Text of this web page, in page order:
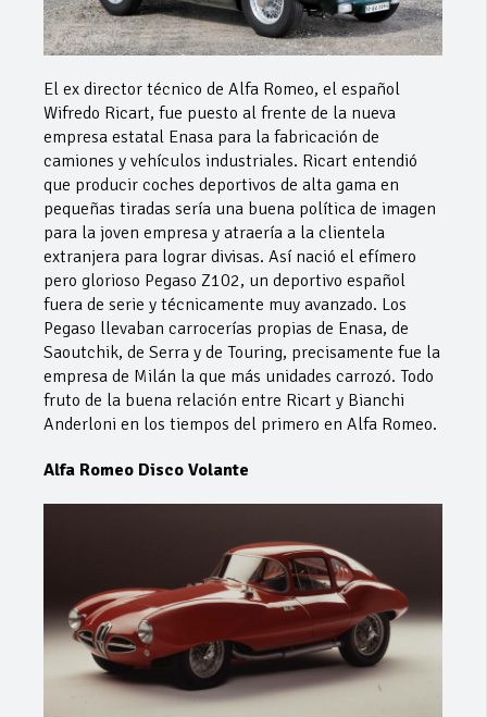
El ex director técnico de Alfa Romeo, el español
Wifredo Ricart, fue puesto al frente de la nueva
empresa estatal Enasa para la fabricación de
camiones y vehículos industriales. Ricart entendió
que producir coches deportivos de alta gama en
pequeñas tiradas sería una buena política de imagen
para la joven empresa y atraería a la clientela
extranjera para lograr divisas. Así nació el efímero
pero glorioso Pegaso Z102, un deportivo español
fuera de serie y técnicamente muy avanzado. Los
Pegaso llevaban carrocerías propias de Enasa, de
Saoutchik, de Serra y de Touring, precisamente fue la
empresa de Milán la que más unidades carrozó. Todo
fruto de la buena relación entre Ricart y Bianchi
Anderloni en los tiempos del primero en Alfa Romeo.
Alfa Romeo Disco Volante